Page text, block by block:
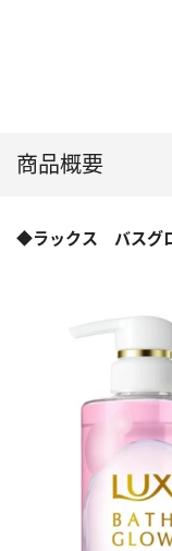
商品概要
◆ラックス バスグ